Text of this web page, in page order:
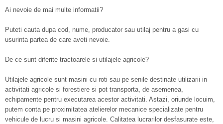
Ai nevoie de mai multe informatii?
Puteti cauta dupa cod, nume, producator sau utilaj pentru a gasi cu
usurinta partea de care aveti nevoie.
De ce sunt diferite tractoarele si utilajele agricole?
Utilajele agricole sunt masini cu roti sau pe senile destinate utilizarii in
activitati agricole si forestiere si pot transporta, de asemenea,
echipamente pentru executarea acestor activitati. Astazi, oriunde locuim,
putem conta pe proximitatea atelierelor mecanice specializate pentru
vehicule de lucru si masini agricole. Calitatea lucrarilor desfasurate este,